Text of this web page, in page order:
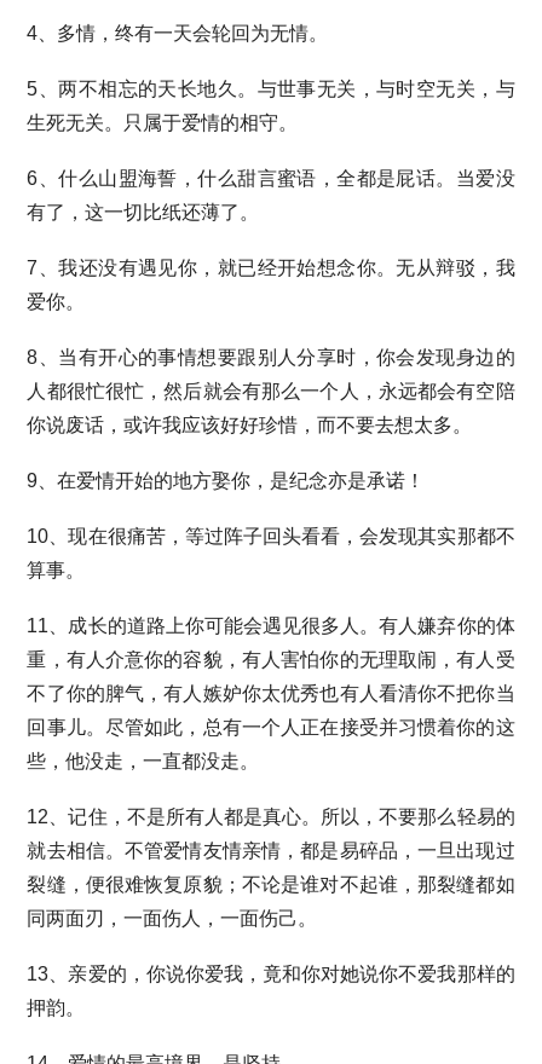
4、多情，终有一天会轮回为无情。
5、两不相忘的天长地久。与世事无关，与时空无关，与
生死无关。只属于爱情的相守。
6、什么山盟海誓，什么甜言蜜语，全都是屁话。当爱没
有了，这一切比纸还薄了。
7、我还没有遇见你，就已经开始想念你。无从辩驳，我
爱你。
8、当有开心的事情想要跟别人分享时，你会发现身边的
人都很忙很忙，然后就会有那么一个人，永远都会有空陪
你说废话，或许我应该好好珍惜，而不要去想太多。
9、在爱情开始的地方娶你，是纪念亦是承诺！
10、现在很痛苦，等过阵子回头看看，会发现其实那都不
算事。
11、成长的道路上你可能会遇见很多人。有人嫌弃你的体
重，有人介意你的容貌，有人害怕你的无理取闹，有人受
不了你的脾气，有人嫉妒你太优秀也有人看清你不把你当
回事儿。尽管如此，总有一个人正在接受并习惯着你的这
些，他没走，一直都没走。
12、记住，不是所有人都是真心。所以，不要那么轻易的
就去相信。不管爱情友情亲情，都是易碎品，一旦出现过
裂缝，便很难恢复原貌；不论是谁对不起谁，那裂缝都如
同两面刃，一面伤人，一面伤己。
13、亲爱的，你说你爱我，竟和你对她说你不爱我那样的
押韵。